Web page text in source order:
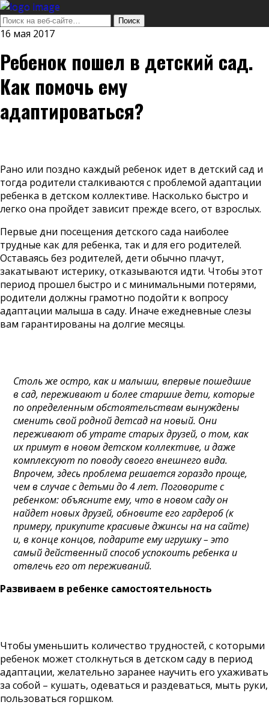
16 мая 2017
Ребенок пошел в детский сад.
Как помочь ему
адаптироваться?
Рано или поздно каждый ребенок идет в детский сад и
тогда родители сталкиваются с проблемой адаптации
ребенка в детском коллективе. Насколько быстро и
легко она пройдет зависит прежде всего, от взрослых.
Первые дни посещения детского сада наиболее
трудные как для ребенка, так и для его родителей.
Оставаясь без родителей, дети обычно плачут,
закатывают истерику, отказываются идти. Чтобы этот
период прошел быстро и с минимальными потерями,
родители должны грамотно подойти к вопросу
адаптации малыша в саду. Иначе ежедневные слезы
вам гарантированы на долгие месяцы.
Столь же остро, как и малыши, впервые пошедшие
в сад, переживают и более старшие дети, которые
по определенным обстоятельствам вынуждены
сменить свой родной детсад на новый. Они
переживают об утрате старых друзей, о том, как
их примут в новом детском коллективе, и даже
комплексуют по поводу своего внешнего вида.
Впрочем, здесь проблема решается гораздо проще,
чем в случае с детьми до 4 лет. Поговорите с
ребенком: объясните ему, что в новом саду он
найдет новых друзей, обновите его гардероб (к
примеру, прикупите красивые джинсы нана сайте)
и, в конце концов, подарите ему игрушку – это
самый действенный способ успокоить ребенка и
отвлечь его от переживаний.
Развиваем в ребенке самостоятельность
Чтобы уменьшить количество трудностей, с которыми
ребенок может столкнуться в детском саду в период
адаптации, желательно заранее научить его ухаживать
за собой – кушать, одеваться и раздеваться, мыть руки,
пользоваться горшком.